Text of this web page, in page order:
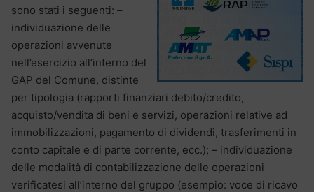
sono stati i seguenti: –
individuazione delle
operazioni avvenute
nell’esercizio all’interno del
GAP del Comune, distinte
per tipologia (rapporti finanziari debito/credito,
acquisto/vendita di beni e servizi, operazioni relative ad
immobilizzazioni, pagamento di dividendi, trasferimenti in
conto capitale e di parte corrente, ecc.); – individuazione
delle modalità di contabilizzazione delle operazioni
verificatesi all’interno del gruppo (esempio: voce di ricavo